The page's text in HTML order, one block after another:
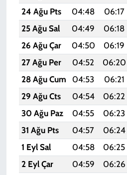
24 Ağu Pts
04:48 06:17
25 Ağu Sal
04:49 06:18
26 Ağu Çar
04:50 06:19
27 Ağu Per
04:52 06:20
28 Ağu Cum
04:53 06:21
29 Ağu Cts
04:54 06:22
30 Ağu Paz
04:55 06:23
31 Ağu Pts
04:57 06:24
1 Eyl Sal
04:58 06:25
2 Eyl Çar
04:59 06:26